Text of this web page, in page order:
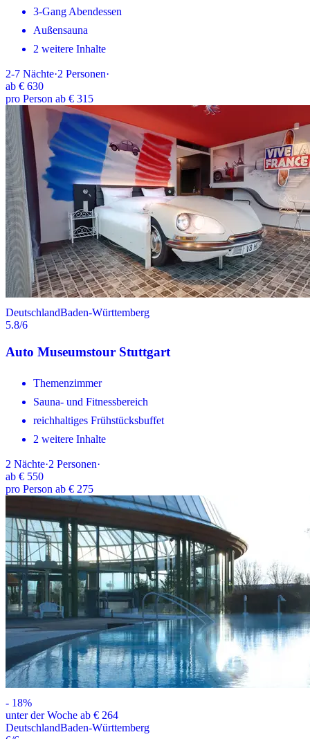
3-Gang Abendessen
Außensauna
2 weitere Inhalte
2-7 Nächte·2 Personen·
ab € 630
pro Person ab € 315
DeutschlandBaden-Württemberg
5.8/6
Auto Museumstour Stuttgart
Themenzimmer
Sauna- und Fitnessbereich
reichhaltiges Frühstücksbuffet
2 weitere Inhalte
2 Nächte·2 Personen·
ab € 550
pro Person ab € 275
- 18%
unter der Woche ab € 264
DeutschlandBaden-Württemberg